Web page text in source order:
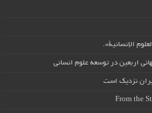
الإنسانية».
اربعین در توسعه علوم انسانی
نزدیک است
From the